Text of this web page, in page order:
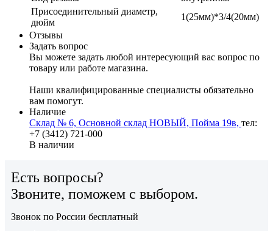
Присоединительный диаметр,
дюйм
1(25мм)*3/4(20мм)
Отзывы
Задать вопрос
Вы можете задать любой интересующий вас вопрос по
товару или работе магазина.
Наши квалифицированные специалисты обязательно
вам помогут.
Наличие
Склад № 6, Основной склад НОВЫЙ, Пойма 19в, тел:
+7 (3412) 721-000
В наличии
Есть вопросы?
Звоните, поможем с выбором.
Звонок по России бесплатный